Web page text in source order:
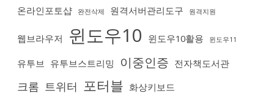
온라인포토샵 완전삭제 원격서버관리도구 원격지원
웹브라우저 윈도우10 윈도우10활용 윈도우11
유투브 유투브스트리밍 이중인증 전자책도서관
크롬 트위터 포터블 화상키보드